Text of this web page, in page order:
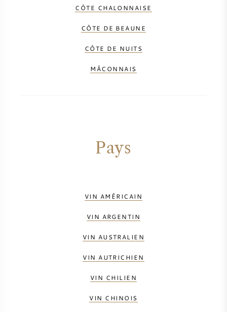
CÔTE CHALONNAISE
CÔTE DE BEAUNE
CÔTE DE NUITS
MÂCONNAIS
Pays
VIN AMÉRICAIN
VIN ARGENTIN
VIN AUSTRALIEN
VIN AUTRICHIEN
VIN CHILIEN
VIN CHINOIS